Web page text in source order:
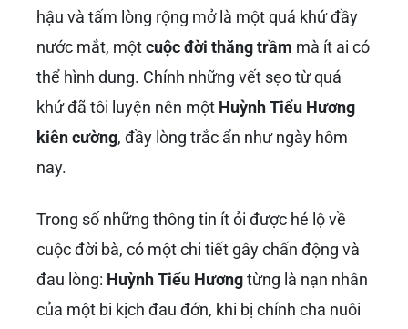
hậu và tấm lòng rộng mở là một quá khứ đầy
nước mắt, mộtcuộc đời thăng trầm mà ít ai có
thể hình dung. Chính những vết sẹo từ quá
khứ đã tôi luyện nên một Huỳnh Tiểu Hương
kiên cường, đầy lòng trắc ẩn như ngày hôm
nay.
Trong số những thông tin ít ỏi được hé lộ về
cuộc đời bà, có một chi tiết gây chấn động và
đau lòng: Huỳnh Tiểu Hươngtừng là nạn nhân
của một bi kịch đau đớn, khi bị chính cha nuôi